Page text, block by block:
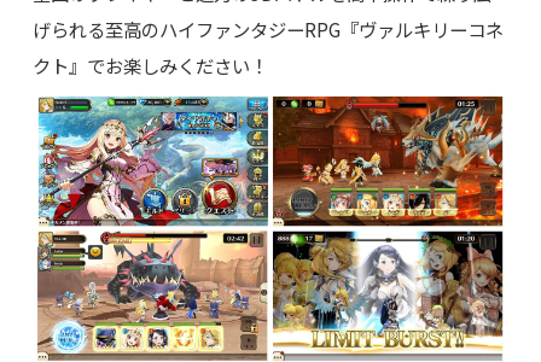
げられる至高のハイファンタジーRPG『ヴァルキリーコネ
クト』でお楽しみください！